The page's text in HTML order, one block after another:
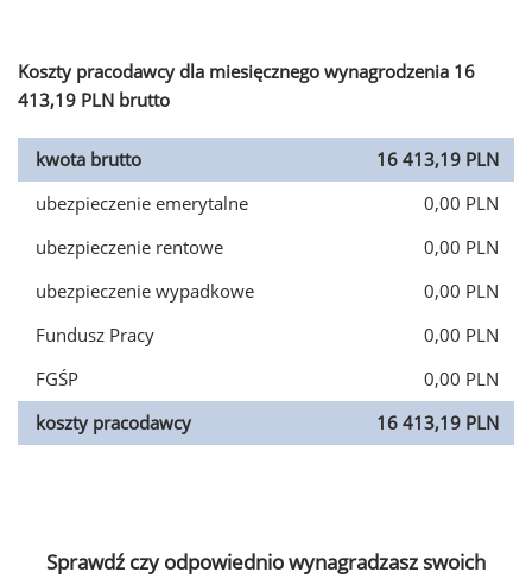
Koszty pracodawcy dla miesięcznego wynagrodzenia 16
413,19 PLN brutto
kwota brutto
16 413,19 PLN
ubezpieczenie emerytalne
0,00 PLN
ubezpieczenie rentowe
0,00 PLN
ubezpieczenie wypadkowe
0,00 PLN
Fundusz Pracy
0,00 PLN
FGŚP
0,00 PLN
koszty pracodawcy
16 413,19 PLN
Sprawdź czy odpowiednio wynagradzasz swoich